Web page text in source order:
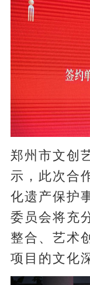
郑州市文创
示，此次合
化遗产保护
委员会将充
整合、艺术
项目的文化